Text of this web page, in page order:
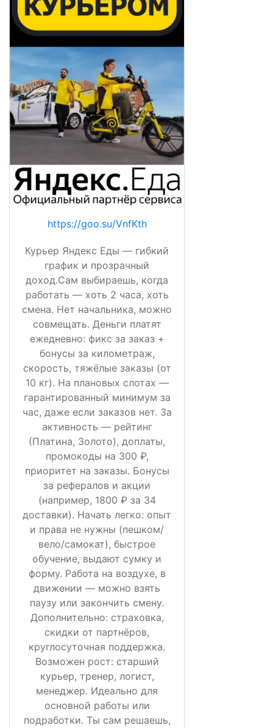
https://goo.su/VnfKth
Курьер Яндекс Еды — гибкий
график и прозрачный
доход.Сам выбираешь, когда
работать — хоть 2 часа, хоть
смена. Нет начальника, можно
совмещать. Деньги платят
ежедневно: фикс за заказ +
бонусы за километраж,
скорость, тяжёлые заказы (от
10 кг). На плановых слотах —
гарантированный минимум за
час, даже если заказов нет. За
активность — рейтинг
(Платина, Золото), доплаты,
промокоды на 300 ₽,
приоритет на заказы. Бонусы
за рефералов и акции
(например, 1800 ₽ за 34
доставки). Начать легко: опыт
и права не нужны (пешком/
вело/самокат), быстрое
обучение, выдают сумку и
форму. Работа на воздухе, в
движении — можно взять
паузу или закончить смену.
Дополнительно: страховка,
скидки от партнёров,
круглосуточная поддержка.
Возможен рост: старший
курьер, тренер, логист,
менеджер. Идеально для
основной работы или
подработки. Ты сам решаешь,